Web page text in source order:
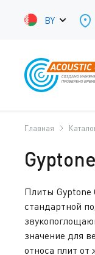
BY
Главная
Плиты Gyptone
стандартной
значение для
относа плит